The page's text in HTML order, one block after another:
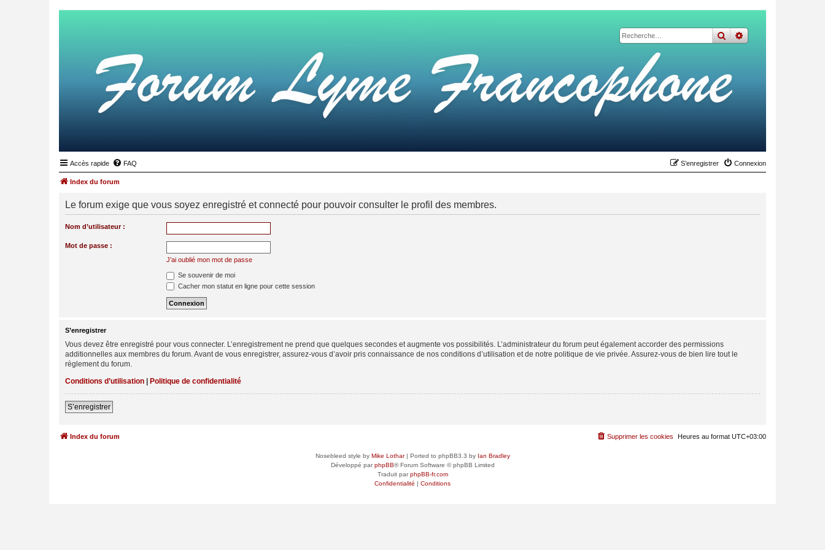
rechercher
recherche
Accès rapide FAQ Connexion
S’enregistrer
Index du forum
Le forum exige que vous soyez enregistré et connecté pour pouvoir consulter le profil des membres.
Nom d’utilisateur :
Mot de passe :
J’ai oublié mon mot de passe
Se souvenir de moi
Cacher mon statut en ligne pour cette session
S’enregistrer
Vous devez être enregistré pour vous connecter. L’enregistrement ne prend que quelques secondes et augmente vos possibilités. L’administrateur du forum peut également accorder des permissions
additionnelles aux membres du forum. Avant de vous enregistrer, assurez-vous d’avoir pris connaissance de nos conditions d’utilisation et de notre politique de vie privée. Assurez-vous de bien lire tout le
règlement du forum.
Conditions d’utilisation | Politique de confidentialité
S’enregistrer
Index du forum Heures au format UTC+03:00
Supprimer les cookies
Nosebleed style by Mike Lothar| Ported to phpBB3.3 by Ian Bradley
Développé parphpBB® Forum Software © phpBB Limited
Traduit parphpBB-fr.com
Confidentialité | Conditions